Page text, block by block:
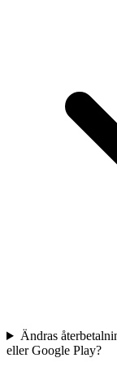
Ändras
eller Google Play?